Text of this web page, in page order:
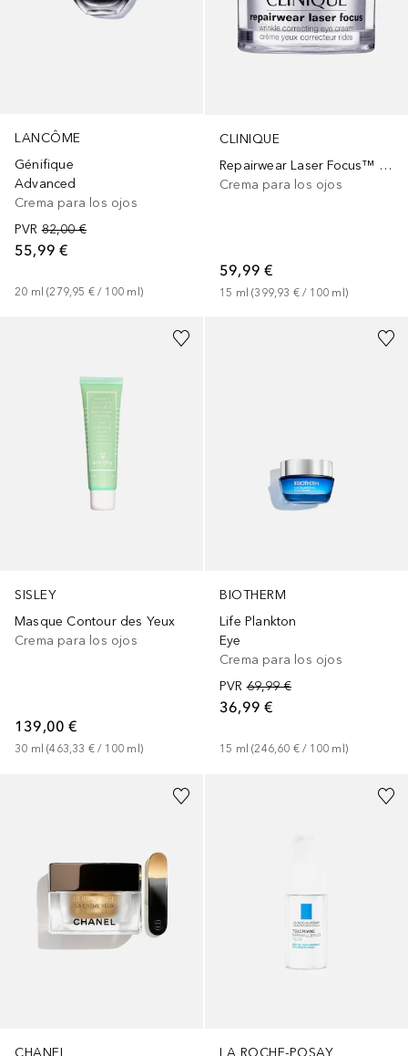
LANCÔME
Génifique
Advanced
Crema para los ojos
PVR 82,00 €
55,99 €
20 ml (279,95 € / 100 ml )
CLINIQUE
Repairwear Laser Focus™ Wrinkle Correcting Eye Cream
Crema para los ojos
59,99 €
15 ml (399,93 € / 100 ml )
SISLEY
Masque Contour des Yeux
Crema para los ojos
139,00 €
30 ml (463,33 € / 100 ml )
BIOTHERM
Life Plankton
Eye
Crema para los ojos
PVR 69,99 €
36,99 €
15 ml (246,60 € / 100 ml)
LA ROCHE-POSAY